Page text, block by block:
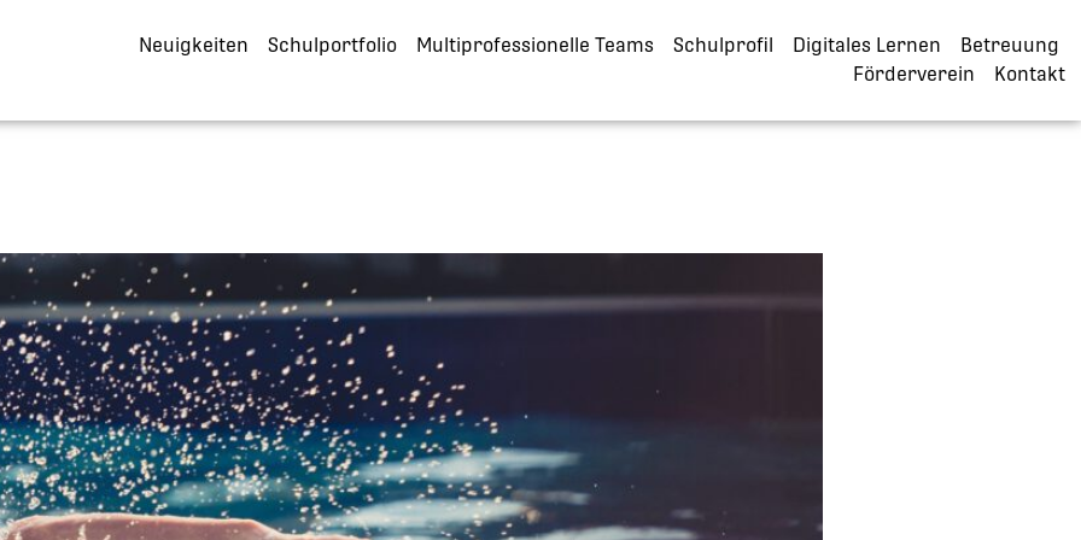
Neuigkeiten Schulportfolio Multiprofessionelle Teams Schulprofil Digitales Lernen
Betreuung
Förderverein
Kontakt